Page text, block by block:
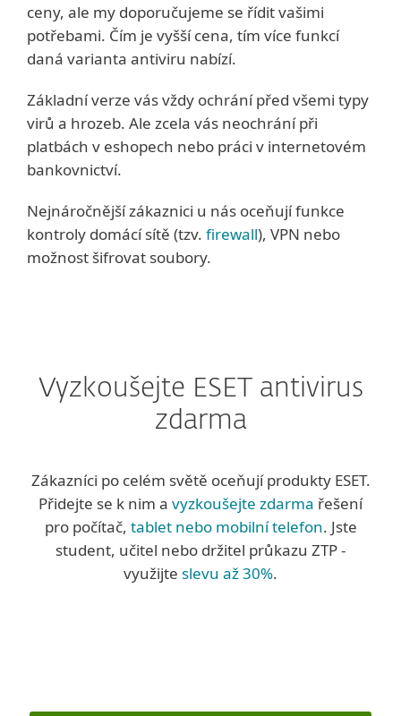
ceny, ale my doporučujeme se řídit vašimi
potřebami. Čím je vyšší cena, tím více funkcí
daná varianta antiviru nabízí.
Základní verze vás vždy ochrání před všemi typy
virů a hrozeb. Ale zcela vás neochrání při
platbách v eshopech nebo práci v internetovém
bankovnictví.
Nejnáročnější zákaznici u nás oceňují funkce
kontroly domácí sítě (tzv. firewall), VPN nebo
možnost šifrovat soubory.
Vyzkoušejte ESET antivirus
zdarma
Zákazníci po celém světě oceňují produkty ESET.
Přidejte se k nim a vyzkoušejte zdarma řešení
pro počítač, tablet nebo mobilní telefon. Jste
student, učitel nebo držitel průkazu ZTP -
využijte slevu až 30%.